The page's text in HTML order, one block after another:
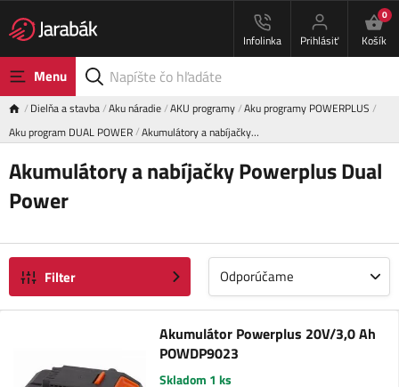
Infolinka Prihlásiť
0
Košík
Menu
Dielňa a stavba Aku náradie AKU programy Aku programy POWERPLUS
Aku program DUAL POWER Akumulátory a nabíjačky…
Akumulátory a nabíjačky Powerplus Dual
Power
Filter Odporúčame
Akumulátor Powerplus 20V/3,0 Ah
POWDP9023
Skladom 1 ks